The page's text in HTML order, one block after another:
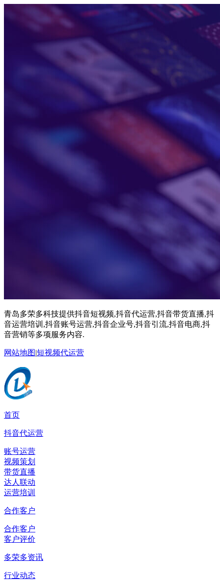
青岛多荣多科技提供抖音短视频,抖音代运营,抖音带货直播,抖
音运营培训,抖音账号运营,抖音企业号,抖音引流,抖音电商,抖
音营销等多项服务内容.
网站地图|短视频代运营
首页
抖音代运营
账号运营
视频策划
带货直播
达人联动
运营培训
合作客户
合作客户
客户评价
多荣多资讯
行业动态